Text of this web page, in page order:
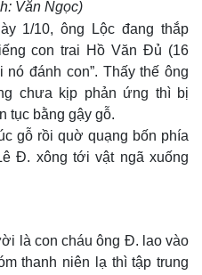
Văn Ngọc)
1/10, ông Lộc đang thắp
con trai Hồ Văn Đủ (16
đánh con”. Thấy thế ông
chưa kịp phản ứng thì bị
tục bằng gậy gỗ.
gỗ rồi quờ quạng bốn phía
Đ. xông tới vật ngã xuống
là con cháu ông Đ. lao vào
thanh niên lạ thì tập trung